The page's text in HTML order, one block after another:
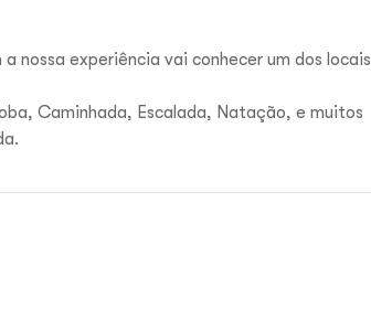
nossa experiência vai conhecer um dos locais
Caminhada, Escalada, Natação, e muitos